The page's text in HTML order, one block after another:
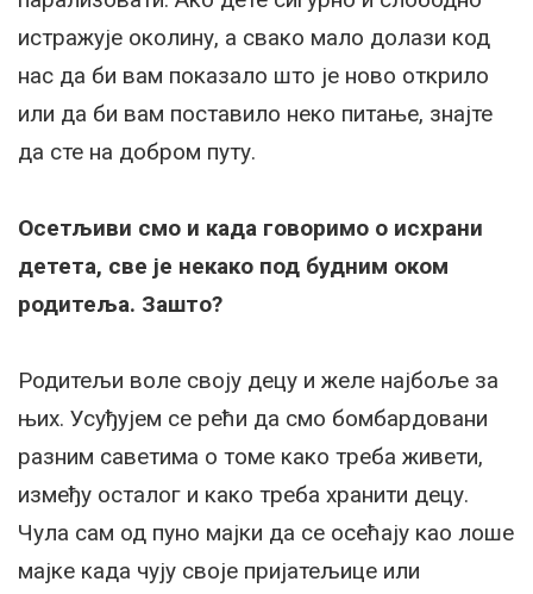
истражује околину, а свако мало долази код
нас да би вам показало што је ново открило
или да би вам поставило неко питање, знајте
да сте на добром путу.
Осетљиви смо и када говоримо о исхрани
детета, све је некако под будним оком
родитеља. Зашто?
Родитељи воле своју децу и желе најбоље за
њих. Усуђујем се рећи да смо бомбардовани
разним саветима о томе како треба живети,
између осталог и како треба хранити децу.
Чула сам од пуно мајки да се осећају као лоше
мајке када чују своје пријатељице или